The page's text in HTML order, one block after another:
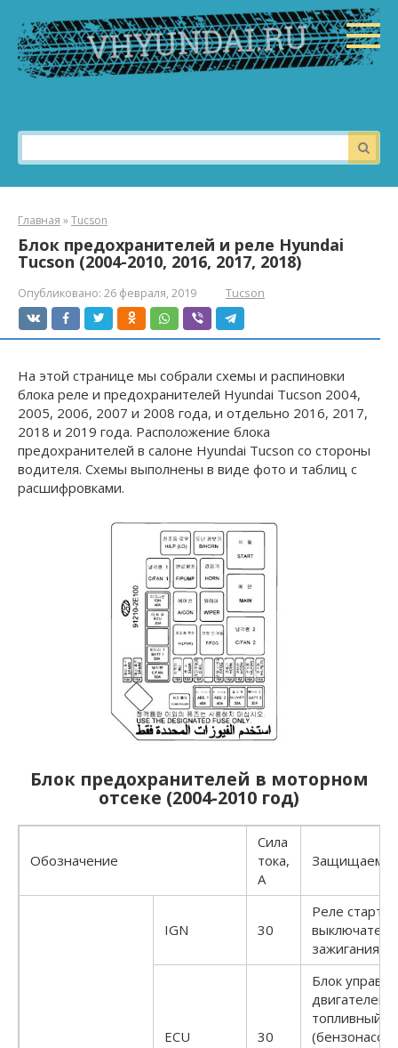
контенту
Поиск:
Главная »Tucson
Блок предохранителей и реле Hyundai
Tucson (2004-2010, 2016, 2017, 2018)
Опубликовано: 26 февраля, 2019 Tucson
На этой странице мы собрали схемы и распиновки
блока реле и предохранителей Hyundai Tucson 2004,
2005, 2006, 2007 и 2008 года, и отдельно 2016, 2017,
2018 и 2019 года. Расположение блока
предохранителей в салоне Hyundai Tucson со стороны
водителя. Схемы выполнены в виде фото и таблиц с
расшифровками.
Блок предохранителей в моторном
отсеке (2004-2010 год)
Обозначение
Сила
тока,
А
IGN 30
Реле
выключатель
зажигания
ECU 30
Блок
двигателем,
топливный
(бензонасос),